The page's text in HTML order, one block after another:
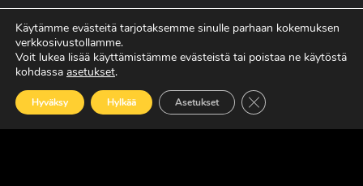
TOUKO KAAKKO VAHVISTAMAAN MATEKON
MYYNTIÄ PIRKANMAALLA
LUE LISÄÄ
Käytämme evästeitä tarjotaksemme sinulle parhaan kokemuksen
verkkosivustollamme.
Voit lukea lisää käyttämistämme evästeistä tai poistaa ne käytöstä
kohdassa asetukset.
Hyväksy Hylkää Asetukset Sulje evästebanneri